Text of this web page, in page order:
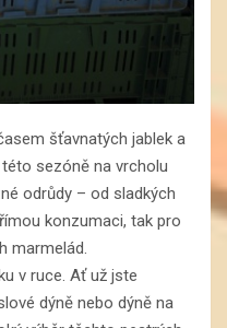
šťavnatých jablek a
sezóně na vrcholu
odrůdy – od sladkých
konzumaci, tak pro
marmelád.
v ruce. Ať už jste
dýně nebo dýně na